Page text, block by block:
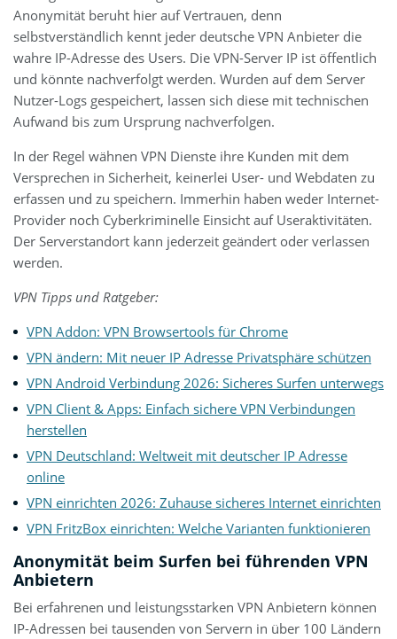
Anonymität beruht hier auf Vertrauen, denn
selbstverständlich kennt jeder deutsche VPN Anbieter die
wahre IP-Adresse des Users. Die VPN-Server IP ist öffentlich
und könnte nachverfolgt werden. Wurden auf dem Server
Nutzer-Logs gespeichert, lassen sich diese mit technischen
Aufwand bis zum Ursprung nachverfolgen.
In der Regel wähnen VPN Dienste ihre Kunden mit dem
Versprechen in Sicherheit, keinerlei User- und Webdaten zu
erfassen und zu speichern. Immerhin haben weder Internet-
Provider noch Cyberkriminelle Einsicht auf Useraktivitäten.
Der Serverstandort kann jederzeit geändert oder verlassen
werden.
VPN Tipps und Ratgeber:
VPN Addon: VPN Browsertools für Chrome
VPN ändern: Mit neuer IP Adresse Privatsphäre schützen
VPN Android Verbindung 2026: Sicheres Surfen unterwegs
VPN Client & Apps: Einfach sichere VPN Verbindungen
herstellen
VPN Deutschland: Weltweit mit deutscher IP Adresse
online
VPN einrichten 2026: Zuhause sicheres Internet einrichten
VPN FritzBox einrichten: Welche Varianten funktionieren
Anonymität beim Surfen bei führenden VPN
Anbietern
Bei erfahrenen und leistungsstarken VPN Anbietern können
IP-Adressen bei tausenden von Servern in über 100 Ländern